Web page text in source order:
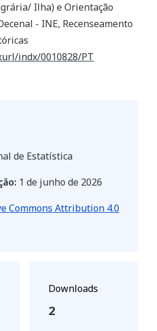
Ilha) e Orientação
- INE, Recenseamento
indx/0010828/PT
de Estatística
1 de junho de 2026
Commons Attribution 4.0
Downloads
2